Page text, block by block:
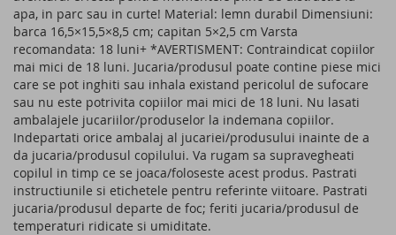
apa, in parc sau in curte! Material: lemn durabil Dimensiuni:
barca 16,5×15,5×8,5 cm; capitan 5×2,5 cm Varsta
recomandata: 18 luni+ *AVERTISMENT: Contraindicat copiilor
mai mici de 18 luni. Jucaria/produsul poate contine piese mici
care se pot inghiti sau inhala existand pericolul de sufocare
sau nu este potrivita copiilor mai mici de 18 luni. Nu lasati
ambalajele jucariilor/produselor la indemana copiilor.
Indepartati orice ambalaj al jucariei/produsului inainte de a
da jucaria/produsul copilului. Va rugam sa supravegheati
copilul in timp ce se joaca/foloseste acest produs. Pastrati
instructiunile si etichetele pentru referinte viitoare. Pastrati
jucaria/produsul departe de foc; feriti jucaria/produsul de
temperaturi ridicate si umiditate.